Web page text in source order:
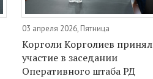
03 апреля 2026, Пятница
Корголи Корголиев принял
участие в заседании
Оперативного штаба РД